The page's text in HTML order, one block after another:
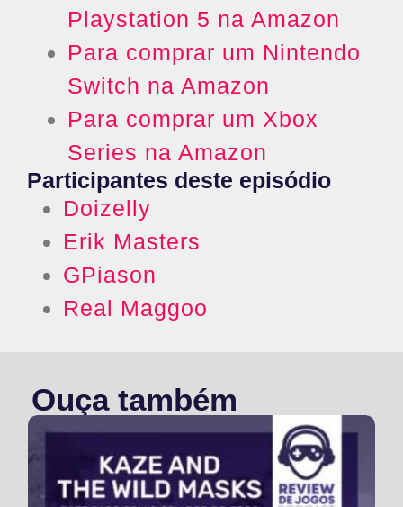
Playstation 5 na Amazon
Para comprar um Nintendo
Switch na Amazon
Para comprar um Xbox
Series na Amazon
Participantes deste episódio
Doizelly
Erik Masters
GPiason
Real Maggoo
Ouça também